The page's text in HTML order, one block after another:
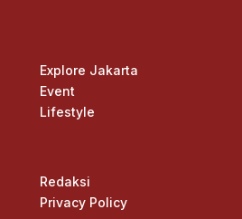
Explore Jakarta
Event
Lifestyle
Redaksi
Privacy Policy